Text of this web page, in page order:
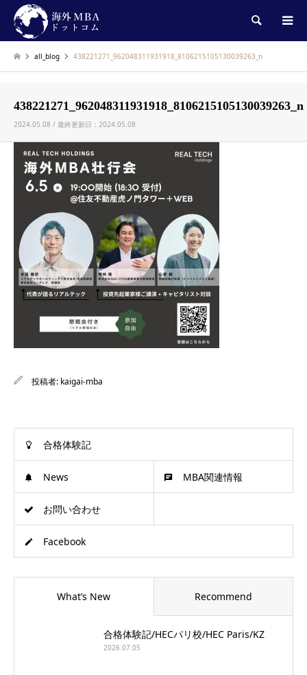
検索
all_blog 438221271_962048311931918_8106215105130039263_n
438221271_962048311931918_8106215105130039263_n
2024.05.08 / 最終更新日：2024.05.08
投稿者: kaigai-mba
合格体験記
News MBA関連情報
お問い合わせ
Facebook
What’s New Recommend
合格体験記/HECパリ校/HEC Paris/KZ
2026.07.05